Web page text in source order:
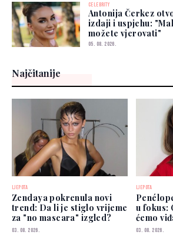
CELEBRITY
Antonija Čerkez
izdaji i uspjehu:
možete vjerovati"
05. 08. 2026.
Najčitanije
LJEPOTA
Zendaya pokrenula novi
trend: Da li je stiglo vrijeme
za "no mascara" izgled?
03. 08. 2026.
LJEPOTA
u fokus:
ćemo
03. 08. 2026.